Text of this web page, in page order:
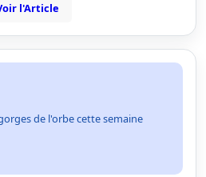
l'Article
de l'orbe cette semaine